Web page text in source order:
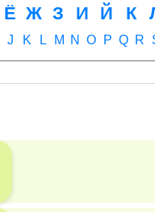
Ё Ж З И Й К
J K L M N O P Q R